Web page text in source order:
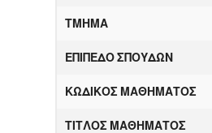
ΤΜΗΜΑ
ΕΠΙΠΕΔΟ ΣΠΟΥΔΩΝ
ΚΩΔΙΚΟΣ ΜΑΘΗΜΑΤΟΣ
ΤΙΤΛΟΣ ΜΑΘΗΜΑΤΟΣ